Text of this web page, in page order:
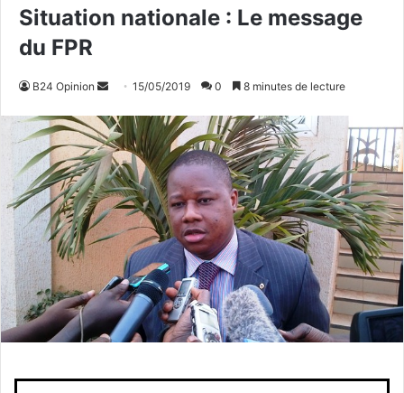
Situation nationale : Le message
du FPR
B24 Opinion
v
o
y
e
r
u
c
o
r
15/05/2019 0 8 minutes de lecture